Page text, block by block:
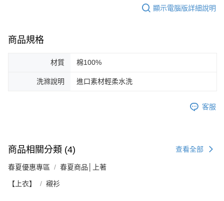
顯示電腦版詳細說明
商品規格
材質 棉100%
洗滌說明 進口素材輕柔水洗
客服
商品相關分類 (4) 查看全部
春夏優惠專區 春夏商品│上著
【上衣】 襯衫